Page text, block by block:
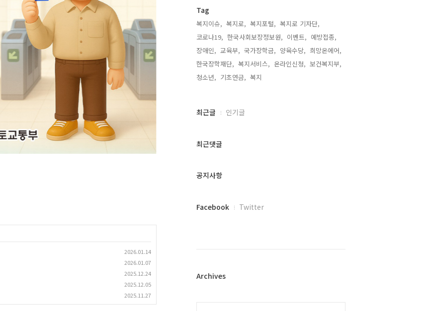
2026.01.14
2026.01.07
2025.12.24
2025.12.05
2025.11.27
Tag
복지이슈, 복지로, 복지포털, 복지로 기자단,
코로나19, 한국사회보장정보원, 이벤트, 예방접종,
장애인, 교육부, 국가장학금, 양육수당, 희망온에어,
한국장학재단, 복지서비스, 온라인신청, 보건복지부,
청소년, 기초연금, 복지,
최
과
글
최근글 인기글
최근댓글
공지사항
페
플
Facebook Twitter
Archives